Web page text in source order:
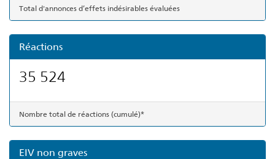
Total d'annonces d’effets indésirables évaluées
Réactions
35 524
Nombre total de réactions (cumulé)*
EIV non graves